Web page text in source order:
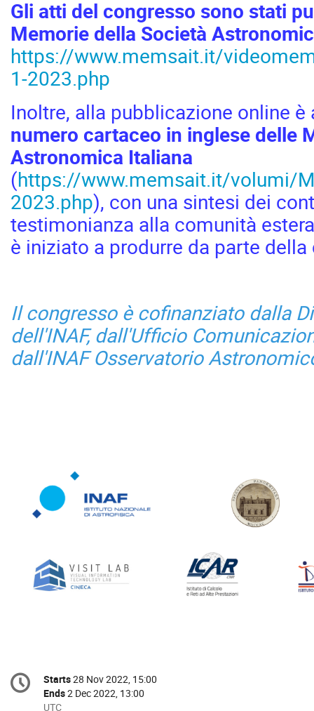
Gli atti del congresso sono stati
Memorie della Società
https://www.memsait.it/
1-2023.php
Inoltre, alla pubblicazione online
numero cartaceo in inglese delle
Astronomica Italiana
(https://www.memsait.it/volumi/
2023.php), con una sintesi dei
testimonianza alla comunità
è iniziato a produrre da parte
Il congresso è cofinanziato dalla
dell'INAF, dall'Ufficio
dall'INAF Osservatorio
Conference
information
Date/Time
Starts28 Nov 2022, 15:00
Ends2 Dec 2022, 13:00
All
UTC